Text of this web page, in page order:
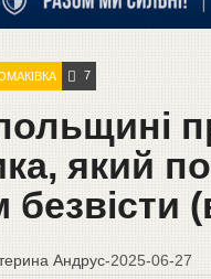
7
який
Андрус-2025-06-27